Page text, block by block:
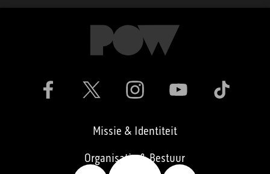
Missie & Identiteit
Organisatie & Bestuur